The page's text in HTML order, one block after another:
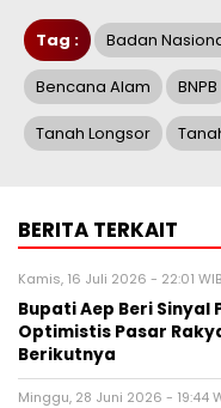
Tag : Badan
Bencana Alam BNPB
Tanah Longsor
BERITA TERKAIT
Kamis, 16 Juli 2026 - 22:01 WIB
Bupati Aep Beri Sinyal
Optimistis Pasar
Berikutnya
Minggu, 28 Juni 2026 - 19:44